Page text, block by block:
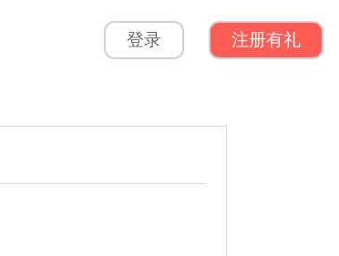
登录 注册有礼